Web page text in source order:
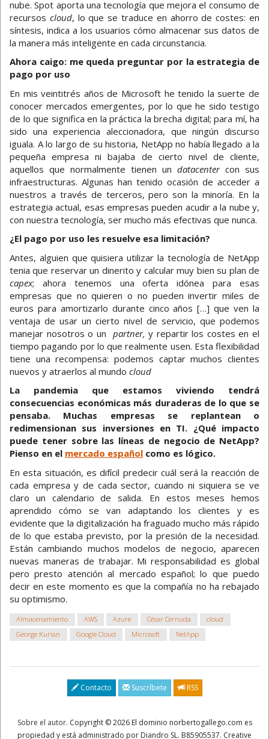
nube. Spot aporta una tecnología que mejora el consumo de
recursos cloud, lo que se traduce en ahorro de costes: en
síntesis, indica a los usuarios cómo almacenar sus datos de
la manera más inteligente en cada circunstancia.
Ahora caigo: me queda preguntar por la estrategia de
pago por uso
En mis veintitrés años de Microsoft he tenido la suerte de
conocer mercados emergentes, por lo que he sido testigo
de lo que significa en la práctica la brecha digital; para mí, ha
sido una experiencia aleccionadora, que ningún discurso
iguala. A lo largo de su historia, NetApp no había llegado a la
pequeña empresa ni bajaba de cierto nivel de cliente,
aquellos que normalmente tienen un datacentercon sus
infraestructuras. Algunas han tenido ocasión de acceder a
nuestros a través de terceros, pero son la minoría. En la
estrategia actual, esas empresas pueden acudir a la nube y,
con nuestra tecnología, ser mucho más efectivas que nunca.
¿El pago por uso les resuelve esa limitación?
Antes, alguien que quisiera utilizar la tecnología de NetApp
tenia que reservar un dinerito y calcular muy bien su plan de
capex; ahora tenemos una oferta idónea para esas
empresas que no quieren o no pueden invertir miles de
euros para amortizarlo durante cinco años […] que ven la
ventaja de usar un cierto nivel de servicio, que podemos
manejar nosotros o un partner,y repartir los costes en el
tiempo pagando por lo que realmente usen. Esta flexibilidad
tiene una recompensa: podemos captar muchos clientes
nuevos y atraerlos al mundo cloud
La pandemia que estamos viviendo tendrá
consecuencias económicas más duraderas de lo que se
pensaba. Muchas empresas se replantean o
redimensionan sus inversiones en TI. ¿Qué impacto
puede tener sobre las líneas de negocio de NetApp?
Pienso en el mercado español como es lógico.
En esta situación, es difícil predecir cuál será la reacción de
cada empresa y de cada sector, cuando ni siquiera se ve
claro un calendario de salida. En estos meses hemos
aprendido cómo se van adaptando los clientes y es
evidente que la digitalización ha fraguado mucho más rápido
de lo que estaba previsto, por la presión de la necesidad.
Están cambiando muchos modelos de negocio, aparecen
nuevas maneras de trabajar. Mi responsabilidad es global
pero presto atención al mercado español; lo que puedo
decir en este momento es que la compañía no ha rebajado
su optimismo.
Almacenamiento AWS Azure César Cernuda
cloud
George Kurian
Google Cloud Microsoft NetApp
Contacto Suscríbete RSS
Sobre el autor. Copyright © 2026 El dominio norbertogallego.com es
propiedad y está administrado por Diandro SL. B85905537. Creative